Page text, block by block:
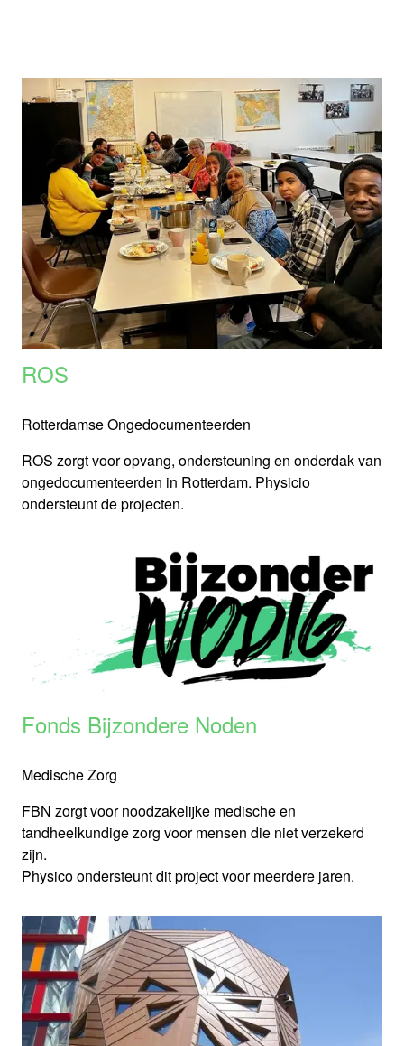
ROS
Rotterdamse Ongedocumenteerden
ROS zorgt voor opvang, ondersteuning en onderdak van
ongedocumenteerden in Rotterdam. Physicio
ondersteunt de projecten.
Fonds Bijzondere Noden
Medische Zorg
FBN zorgt voor noodzakelijke medische en
tandheelkundige zorg voor mensen die niet verzekerd
zijn.
Physico ondersteunt dit project voor meerdere jaren.